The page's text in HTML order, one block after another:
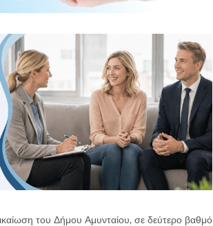
του Δήμου Αμυνταίου, σε δεύτερο βαθμό